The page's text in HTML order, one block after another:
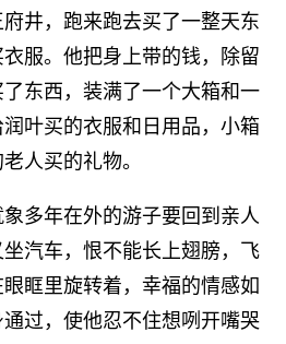
井，跑来跑去买了一整天东
服。他把身上带的钱，除留
东西，装满了一个大箱和一
叶买的衣服和日用品，小箱
人买的礼物。
多年在外的游子要回到亲人
汽车，恨不能长上翅膀，飞
眶里旋转着，幸福的情感如
过，使他忍不住想咧开嘴哭